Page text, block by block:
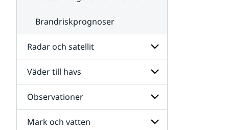
Brandriskprognoser
Radar och satellit
Undersidor
för
Radar
och
satellit
Väder till havs
Undersidor
för
Väder
till
Observationer
Undersidor
Mark och vatten